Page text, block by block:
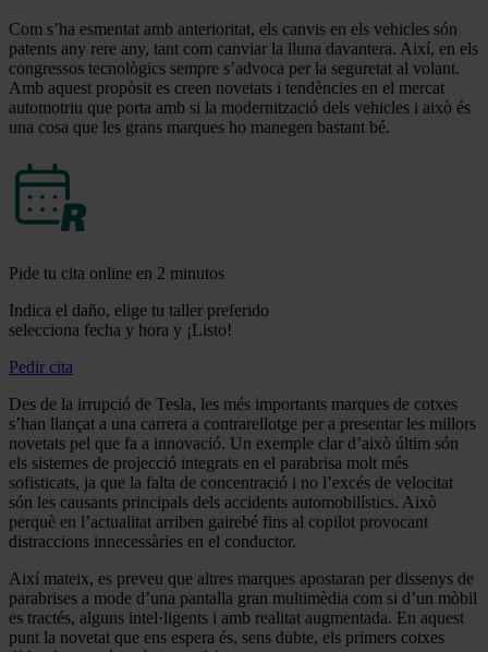
Com s’ha esmentat amb anterioritat, els canvis en els vehicles són
patents any rere any, tant com canviar la lluna davantera. Així, en els
congressos tecnològics sempre s’advoca per la seguretat al volant.
Amb aquest propòsit es creen novetats i tendències en el mercat
automotriu que porta amb si la modernització dels vehicles i això és
una cosa que les grans marques ho manegen bastant bé.
Pide tu cita online en 2 minutos
Indica el daño, elige tu taller preferido
selecciona fecha y hora y ¡Listo!
Pedir cita
Des de la irrupció de Tesla, les més importants marques de cotxes
s’han llançat a una carrera a contrarellotge per a presentar les millors
novetats pel que fa a innovació. Un exemple clar d’això últim són
els sistemes de projecció integrats en el parabrisa molt més
sofisticats, ja que la falta de concentració i no l’excés de velocitat
són les causants principals dels accidents automobilístics. Això
perquè en l’actualitat arriben gairebé fins al copilot provocant
distraccions innecessàries en el conductor.
Així mateix, es preveu que altres marques apostaran per dissenys de
parabrises a mode d’una pantalla gran multimèdia com si d’un mòbil
es tractés, alguns intel·ligents i amb realitat augmentada. En aquest
punt la novetat que ens espera és, sens dubte, els primers cotxes